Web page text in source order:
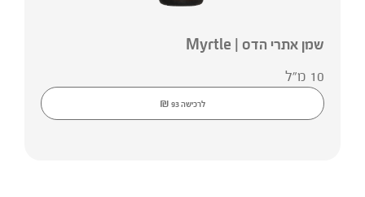
שמן אתרי הדס | Myrtle
10 מ"ל
לרכישה ₪ 93